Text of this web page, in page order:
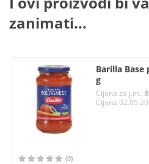
zanimati...
Barilla Base
g
Cijena za j.m.:
Cijena
(0)